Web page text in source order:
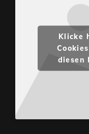
Klicke
diesen